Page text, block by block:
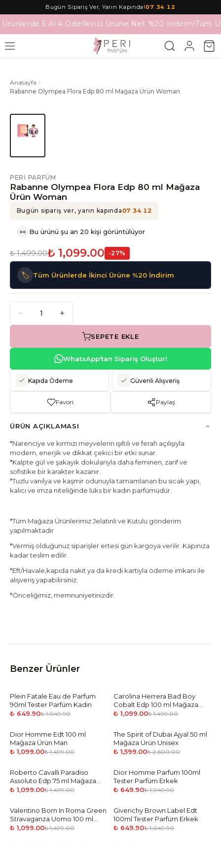
Bugün Sipariş Ver, Yarın Kapında!07:34:12
5 Al 4 Öde!İkinci Ürüne Net %20 İndirim!Tüm
Anasayfa
Rabanne Olympea Flora Edp 80 ml Mağaza Ürün Woman
PERI PARFÜM
Rabanne Olympea Flora Edp 80 ml Mağaza
Ürün Woman
Bugün sipariş ver, yarın kapında07:34: 12
👀 Bu ürünü şu an 20 kişi görüntülüyor
₺ 1,499.00₺ 1,099.00 -27%
🏷️ Tüm Ürünlerde İkinci Ürüne %20 İndirim
SEPETE EKLE
WhatsApp'tan Sipariş Oluştur!
Kapıda Ödeme Güvenli Alışveriş
Favori Paylaş
ÜRÜN AÇIKLAMASI
*Narenciye ve kırmızı meyvelerin ışıltılı ve ferah açılışıyla
modern, enerjik ve dikkat çekici bir etki sunar.
*Kalpte gül ve şakayık dokularıyla daha feminen, zarif ve
sofistike bir karakter kazanır.
*Tuzlu vanilya ve kaşmir odunuyla tamamlanan bu sıcak yapı,
kalıcı ve imza niteliğinde lüks bir kadın parfümüdür.
*Tüm Mağaza Ürünlerimiz Jelatinli ve Kutulu gönderim
yapılmaktadır
*Vermiş olduğunuz siparişler ertesi gün kargoya verilir. Kapınıza
kadar teslim edilir.
*Eft/Havale,kapıda nakit ya da kredi kartıyla ödeme imkanı ile
alışveriş yapabilirsiniz.
*Önceliğimiz, memnuniyetinizdir.
Benzer Ürünler
-38%
Plein Fatale Eau de Parfum
90ml Tester Parfüm Kadın
₺ 649.90₺ 1,049.90
-27%
Carolina Herrera Bad Boy
Cobalt Edp 100 ml Mağaza
Ürün Man
₺ 1,099.00₺ 1,499.00
-27%
Dior Homme Edt 100 ml
Mağaza Ürün Man
₺ 1,099.00₺ 1,499.00
-39%
The Spirit of Dubai Ajyal 50 ml
Mağaza Ürün Unisex
₺ 1,599.00₺ 2,600.00
-27%
Roberto Cavalli Paradiso
Assoluto Edp 75 ml Mağaza
Ürün Woman
₺ 1,099.00₺ 1,499.00
-38%
Dior Homme Parfum 100ml
Tester Parfüm Erkek
₺ 649.90₺ 1,049.90
-27%
Valentino Born In Roma Green
Stravaganza Uomo 100 ml
Mağaza Ürün Man
₺ 1,099.00₺ 1,499.00
-38%
Givenchy Brown Label Edt
100ml Tester Parfüm Erkek
₺ 649.90₺ 1,049.90